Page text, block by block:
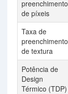
preenchimento
de píxeis
Taxa de
preenchimento
de textura
Potência de
Design
Térmico (TDP)